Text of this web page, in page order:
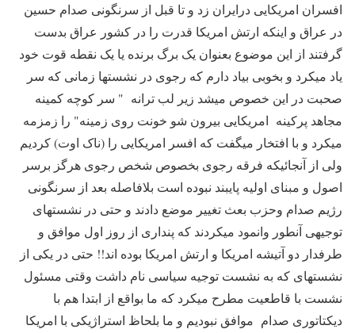
افسران امریکایی درایران زد و تا قبل از سرنگونی صدام حسین
در عراق و اینکه ارتش امریکا قدرت را در کشور عراق بدست
گرفتند از این موضوع بعنوان یک برگ برنده یا یک نقطه قوت خود
یاد میکرد و بخوبی بیاد دارم که رجوی در نشستها زمانی که سر
صحبت در این خصوص میشد زیر لب ترانه " سر کوچه کمینه
مجاهد پرکینه امریکایی بیرون شو خونت روی زمینه" را زمزمه
میکرد و با افتخار میگفت که افسر امریکایی را (ناک اوت) کردیم
ولی از آنجائیکه فرقه رجوی بخصوص شخص رجوی هرگز برسر
اصول و مبنای اولیه پایبند نبوده است بلافاصله بعد از سرنگونی
رژیم صدام وحزب بعث تغییر موضع دادند و حتی در نشستهای
توجیهی آنطور وانمود میکردند که پنداری از روز اول موافق و
طرفدار دو آتیشه امریکا و ارتش امریکا بوده اند!! حتی در یکی از
نشستهای که به نشست توجیه سیاسی نام داشت وقتی مسئول
نشست با قاطعیت مطرح میکرد که ما بواقع از ابتدا هم با
دیکتاتوری صدام موافق نبودیم و ما بلحاظ استراژیکی با امریکا